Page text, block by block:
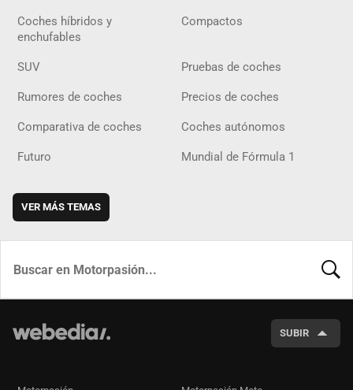
Coches híbridos y
enchufables
Compactos
SUV Pruebas de coches
Rumores de coches Precios de coches
Comparativa de coches Coches autónomos
Futuro Mundial de Fórmula 1
VER MÁS TEMAS
SUBIR